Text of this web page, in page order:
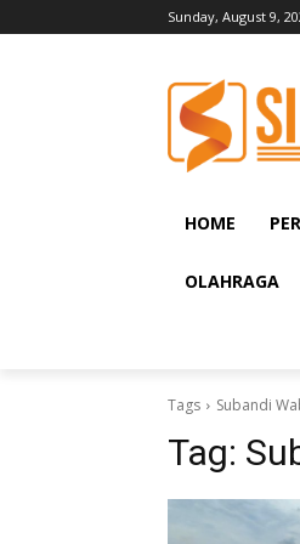
Sunday, August 9,
HOME
OLAHRAGA
Tags Subandi
Tag: